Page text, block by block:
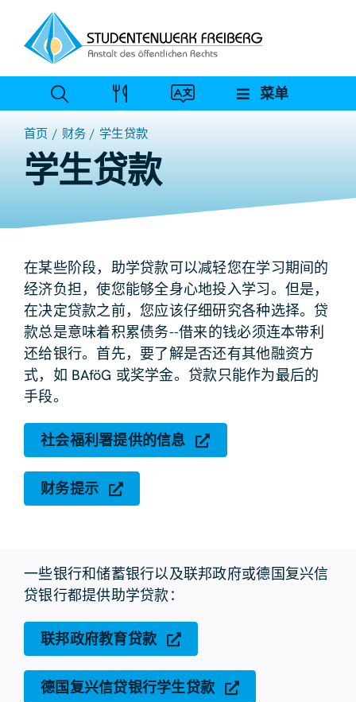
容
菜单
首页 财务 学生贷款
学生贷款
在某些阶段，助学贷款可以减轻您在学习期间的
经济负担，使您能够全身心地投入学习。但是，
在决定贷款之前，您应该仔细研究各种选择。贷
款总是意味着积累债务--借来的钱必须连本带利
还给银行。首先，要了解是否还有其他融资方
式，如 BAföG 或奖学金。贷款只能作为最后的
手段。
社会福利署提供的信息
财务提示
一些银行和储蓄银行以及联邦政府或德国复兴信
贷银行都提供助学贷款：
联邦政府教育贷款
德国复兴信贷银行学生贷款